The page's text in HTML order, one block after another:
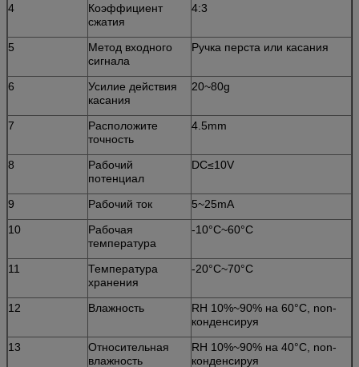
4
Коэффициент
сжатия
4:3
5
Метод входного
сигнала
Ручка перста или касания
6
Усилие действия
касания
20~80g
7
Расположите
точность
4.5mm
8
Рабочий
потенциал
DC≤10V
9 Рабочий ток
5~25mA
10
Рабочая
температура
-10°C~60°C
11
Температура
хранения
-20°C~70°C
12 Влажность
RH 10%~90% на 60°C, non-
конденсируя
13
Относительная
влажность
RH 10%~90% на 40°C, non-
конденсируя